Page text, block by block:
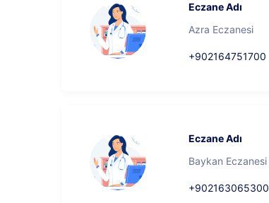
Eczane Adı
Azra Eczanesi
+902164751700
Eczane Adı
Baykan Eczanesi
+902163065300